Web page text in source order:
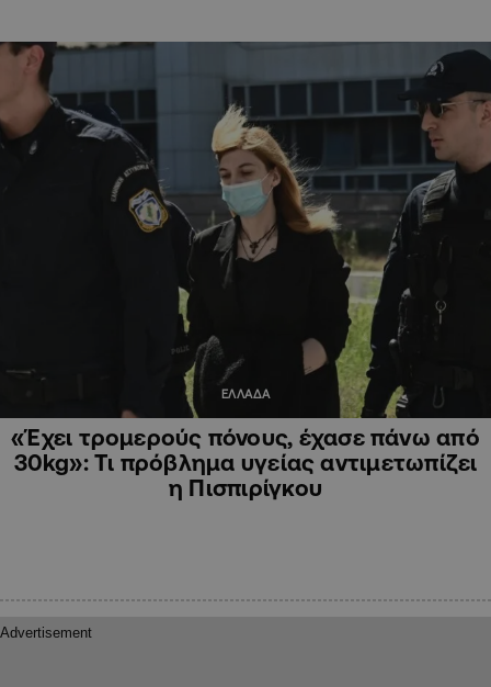
ΕΛΛΑΔΑ
«Έχει τρομερούς πόνους, έχασε πάνω από
30kg»: Τι πρόβλημα υγείας αντιμετωπίζει
η Πισπιρίγκου